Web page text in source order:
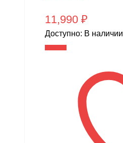
11,990 ₽
Доступно: В наличии